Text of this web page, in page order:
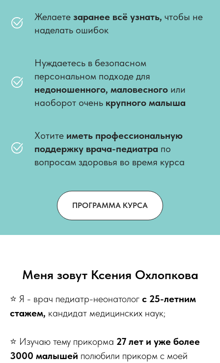
Желаете заранее всё узнать, чтобы не
наделать ошибок
Нуждаетесь в безопасном
персональном подходе для
недоношенного, маловесного или
наоборот очень крупного малыша
Хотите иметь профессиональную
поддержку врача-педиатра по
вопросам здоровья во время курса
ПРОГРАММА КУРСА
Меня зовут Ксения Охлопкова
⭐️ Я - врач педиатр-неонатолог c 25-летним
стажем, кандидат медицинских наук;
⭐️ Изучаю тему прикорма 27 лет и уже более
3000 малышей полюбили прикорм с моей